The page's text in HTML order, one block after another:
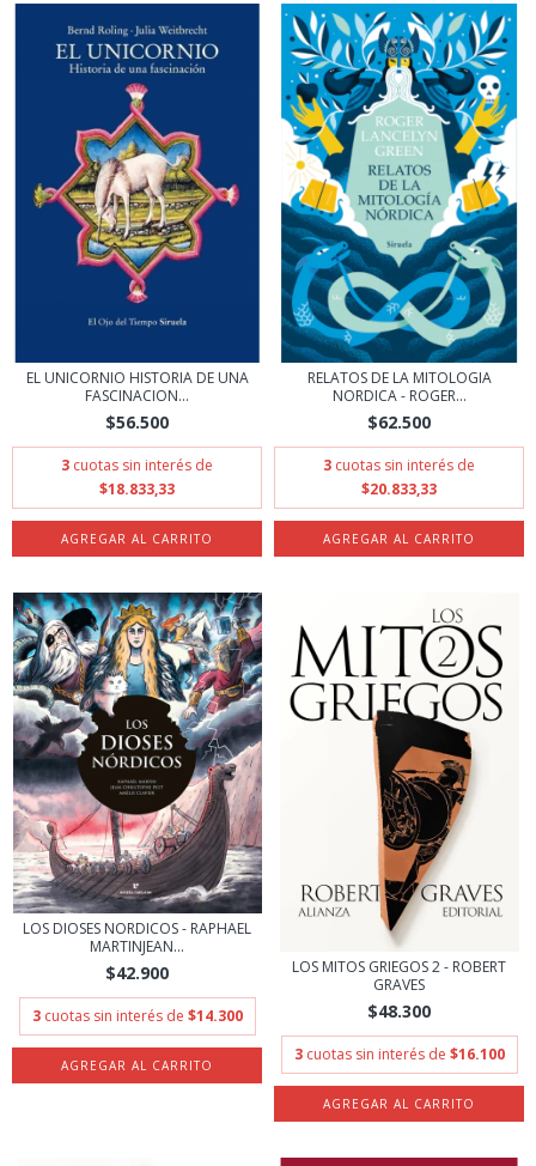
EL UNICORNIO HISTORIA DE UNA
FASCINACION...
$56.500
3 cuotas sin interés de
$18.833,33
RELATOS DE LA MITOLOGIA
NORDICA - ROGER...
$62.500
3 cuotas sin interés de
$20.833,33
LOS DIOSES NORDICOS - RAPHAEL
MARTINJEAN...
$42.900
3 cuotas sin interés de $14.300
LOS MITOS GRIEGOS 2 - ROBERT
GRAVES
$48.300
3 cuotas sin interés de $16.100